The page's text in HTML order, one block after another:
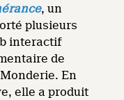
, un
plusieurs
interactif
de
En
elle a produit